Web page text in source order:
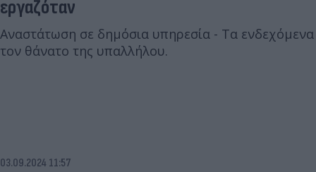
εργαζόταν
Αναστάτωση σε δημόσια υπηρεσία - Τα ενδεχόμενα
τον θάνατο της υπαλλήλου.
03.09.2024 11:57